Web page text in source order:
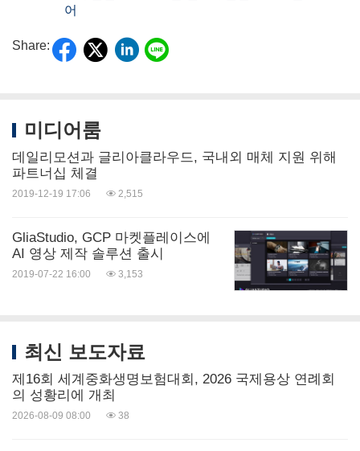
어
Share:
미디어룸
데일리모션과 글리아클라우드, 국내외 매체 지원 위해
파트너십 체결
2019-12-19 17:06 2,515
GliaStudio, GCP 마켓플레이스에
AI 영상 제작 솔루션 출시
2019-07-22 16:00 3,153
최신 보도자료
제16회 세계중화생명보험대회, 2026 국제용상 연례회
의 성황리에 개최
2026-08-09 08:00 38